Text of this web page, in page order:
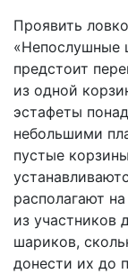
Проявить
«Непослушные
предстоит
из одной
эстафеты
небольшими
пустые
располагают
из участников
шариков,
донести их до